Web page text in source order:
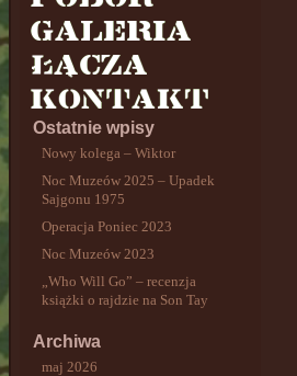
Ostatnie wpisy
Nowy kolega – Wiktor
Noc Muzeów 2025 – Upadek
Sajgonu 1975
Operacja Poniec 2023
Noc Muzeów 2023
„Who Will Go” – recenzja
książki o rajdzie na Son Tay
Archiwa
maj 2026